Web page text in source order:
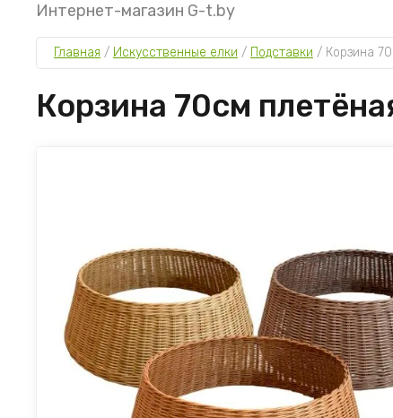
Интернет-магазин G-t.by
Главная / Искусственные елки / Подставки / Корзина
Корзина 70см